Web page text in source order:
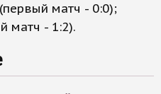
матч - 0:0);
матч - 1:2).